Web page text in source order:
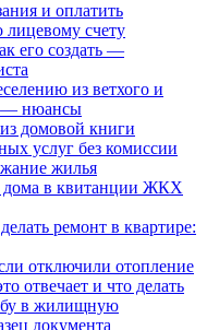
и оплатить
лицевому счету
его создать —
из ветхого и
— нюансы
домовой книги
услуг без комиссии
жилья
дома в квитанции ЖКХ
ремонт в квартире:
отключили отопление
отвечает и что делать
в жилищную
документа